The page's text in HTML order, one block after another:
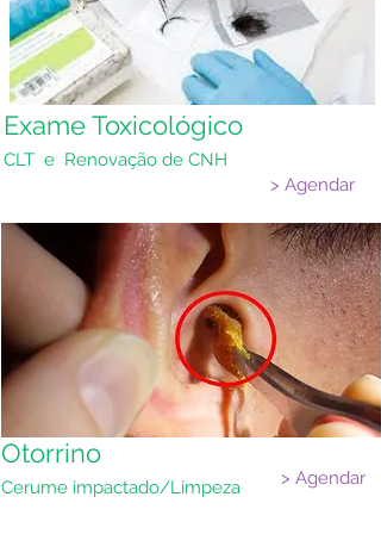
Exame Toxicológico
CLT e Renovação de CNH
> Agendar
Otorrino
Cerume impactado/Limpeza > Agendar